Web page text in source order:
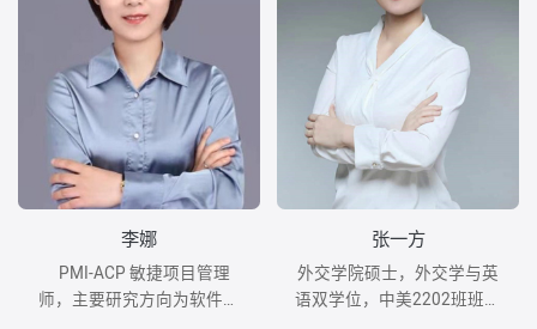
李娜
PMI-ACP 敏捷项目管理
师，主要研究方向为软件工
张一方
外交学院硕士，外交学与英
语双学位，中美2202班班主